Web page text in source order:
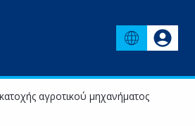
αγροτικού μηχανήματος